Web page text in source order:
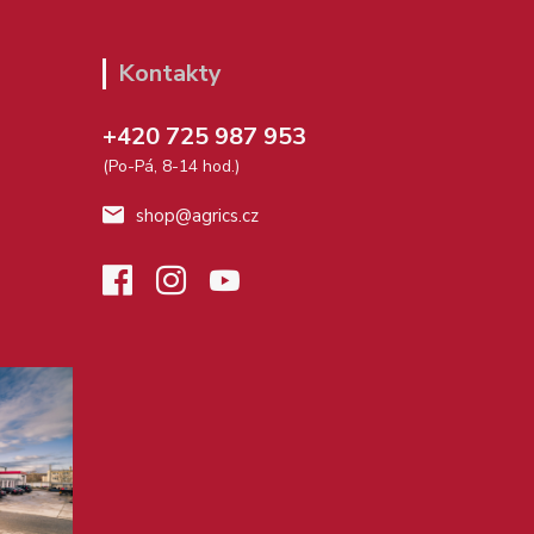
Kontakty
+420 725 987 953
(Po-Pá, 8-14 hod.)
shop@agrics.cz